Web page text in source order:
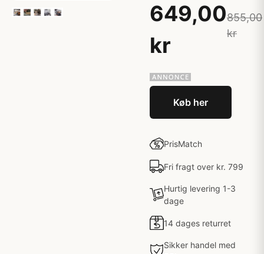
649,00
kr
855,00
kr
Køb her
PrisMatch
Fri fragt over kr. 799
Hurtig levering 1-3
dage
14 dages returret
Sikker handel med